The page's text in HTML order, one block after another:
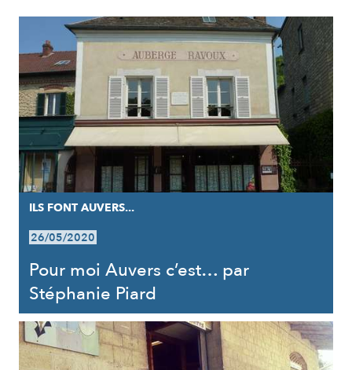
RÉSULTATS
ILS FONT AUVERS...
26/05/2020
Pour moi Auvers c’est… par
Stéphanie Piard